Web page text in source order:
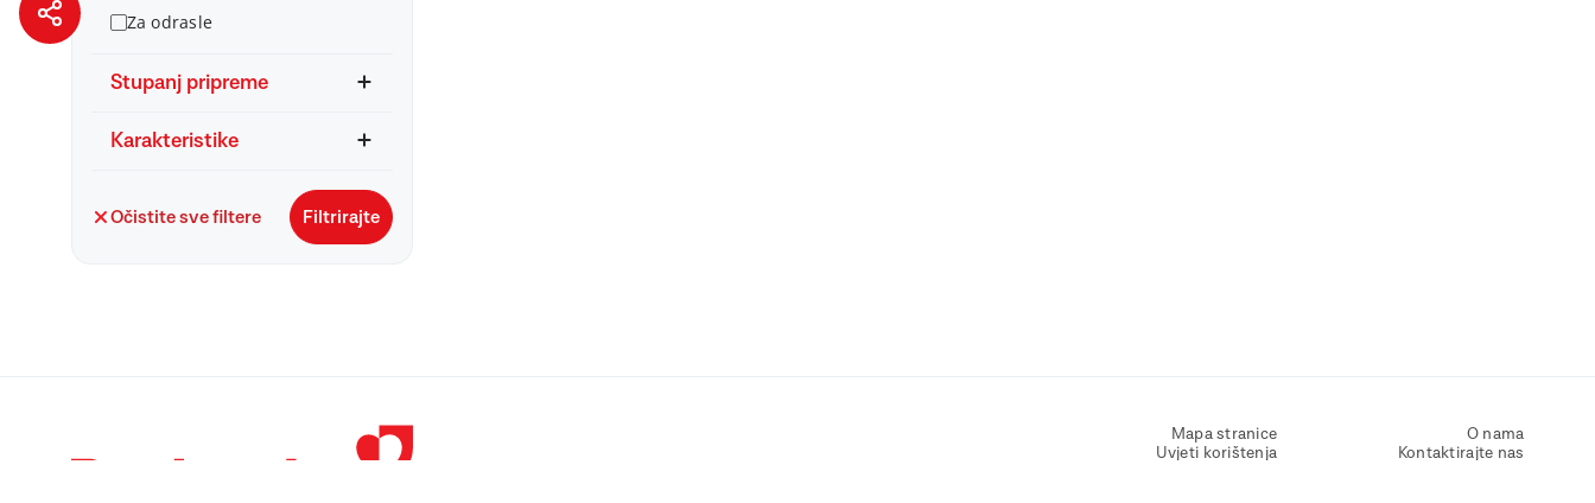
Za odrasle
Stupanj pripreme
Karakteristike
Očistite sve filtere Filtrirajte
Mapa stranice
Uvjeti korištenja
O nama
Kontaktirajte nas